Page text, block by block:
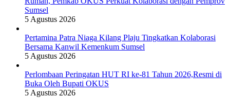
Sumsel
5 Agustus 2026
Pertamina Patra Niaga Kilang Plaju Tingkatkan Kolaborasi
Bersama Kanwil Kemenkum Sumsel
5 Agustus 2026
Perlombaan Peringatan HUT RI ke-81 Tahun 2026,Resmi di
Buka Oleh Bupati OKUS
5 Agustus 2026